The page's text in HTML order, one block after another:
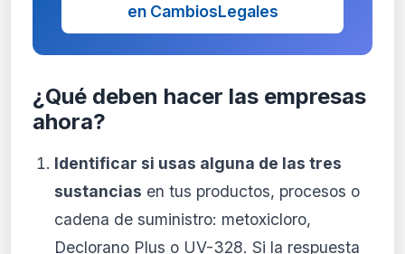
en CambiosLegales
¿Qué deben hacer las empresas
ahora?
Identificar si usas alguna de las tres
sustancias en tus productos, procesos o
cadena de suministro: metoxicloro,
Declorano Plus o UV-328. Si la respuesta